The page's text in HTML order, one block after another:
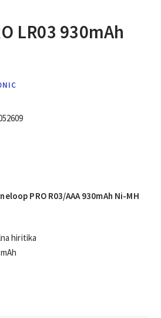
LR03 930mAh
PRO R03/AAA 930mAh Ni-MH
hiritika